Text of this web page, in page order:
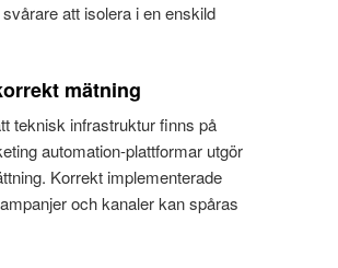
att isolera i en enskild
mätning
teknisk infrastruktur finns på
automation-plattformar utgör
Korrekt implementerade
och kanaler kan spåras